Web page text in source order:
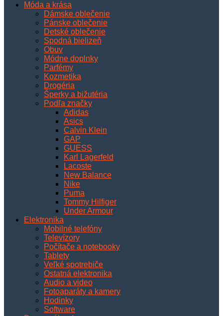
Móda a krása
Dámske oblečenie
Pánske oblečenie
Detské oblečenie
Spodná bielizeň
Obuv
Módne doplnky
Parfémy
Kozmetika
Drogéria
Šperky a bižutéria
Podľa značky
Adidas
Asics
Calvin Klein
GAP
GUESS
Karl Lagerfeld
Lacoste
New Balance
Nike
Puma
Tommy Hilfiger
Under Armour
Elektronika
Mobilné telefóny
Televízory
Počítače a notebooky
Tablety
Veľké spotrebiče
Ostatná elektronika
Audio a video
Fotoaparáty a kamery
Hodinky
Software